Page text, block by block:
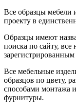
Все образцы мебели
проекту в
Образцы имеют
поиска по сайту, все
Все мебельные
образцов по цвету,
способами монтажа
фурнитуры.